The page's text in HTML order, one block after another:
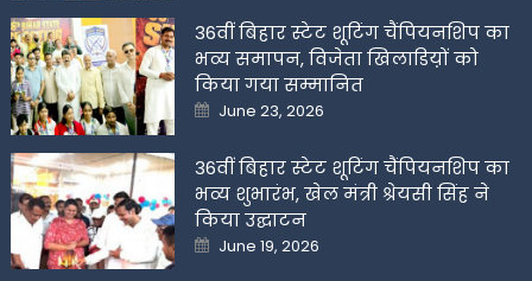
36वीं बिहार स्टेट शूटिंग चैंपियनशिप का
भव्य समापन, विजेता खिलाडिय़ों को
किया गया सम्मानित
Posted
on
June 23, 2026
36वीं बिहार स्टेट शूटिंग चैंपियनशिप का
भव्य शुभारंभ, खेल मंत्री श्रेयसी सिंह ने
किया उद्घाटन
Posted
on
June 19, 2026